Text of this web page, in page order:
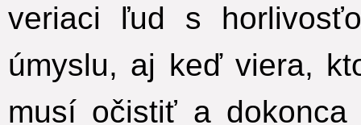
veriaci ľud s
úmyslu, aj keď viera,
musí očistiť a